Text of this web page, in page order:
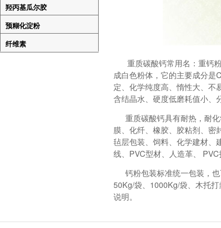
羟丙基瓜尔胶
预糊化淀粉
纤维素
重质碳酸钙常用名：重钙粉
成白色粉体，它的主要成分是
定、化学纯度高、惰性大、不
含结晶水、硬度低磨耗值小、
重质碳酸钙具有耐热，耐化
膜、化纤、橡胶、胶粘剂、密
毡层包装、饲料、化学建材、
线、PVC型材、人造革、
钙粉包装标准统一包装，也
50Kg/袋、1000Kg/袋、木托
说明。